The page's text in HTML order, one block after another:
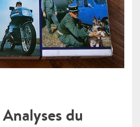
Analyses du